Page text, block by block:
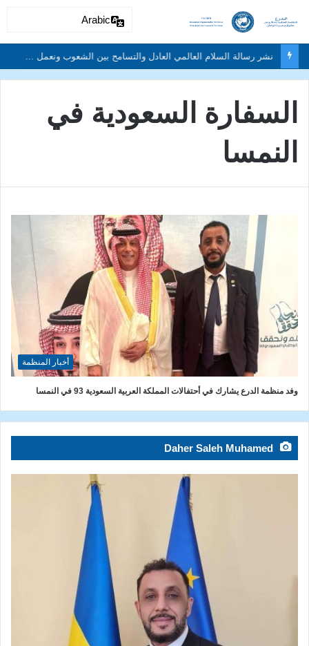
السفارة السعودية في
النمسا
أخبار المنظمة
وفد منظمة الدرع يشارك في أحتفالات المملكة العربية السعودية 93 في النمسا
Daher Saleh Muhamed
Arabic